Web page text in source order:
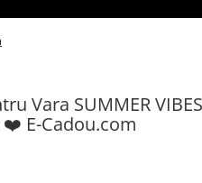
Vara SUMMER
❤️ E-Cadou.com